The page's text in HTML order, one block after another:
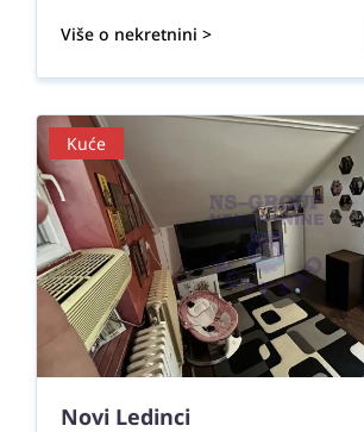
Više o nekretnini >
Kuće
Novi Ledinci